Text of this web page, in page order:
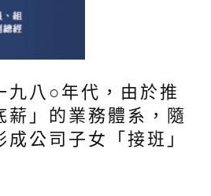
九八○年代，由於推
」的業務體系，隨
公司子女「接班」